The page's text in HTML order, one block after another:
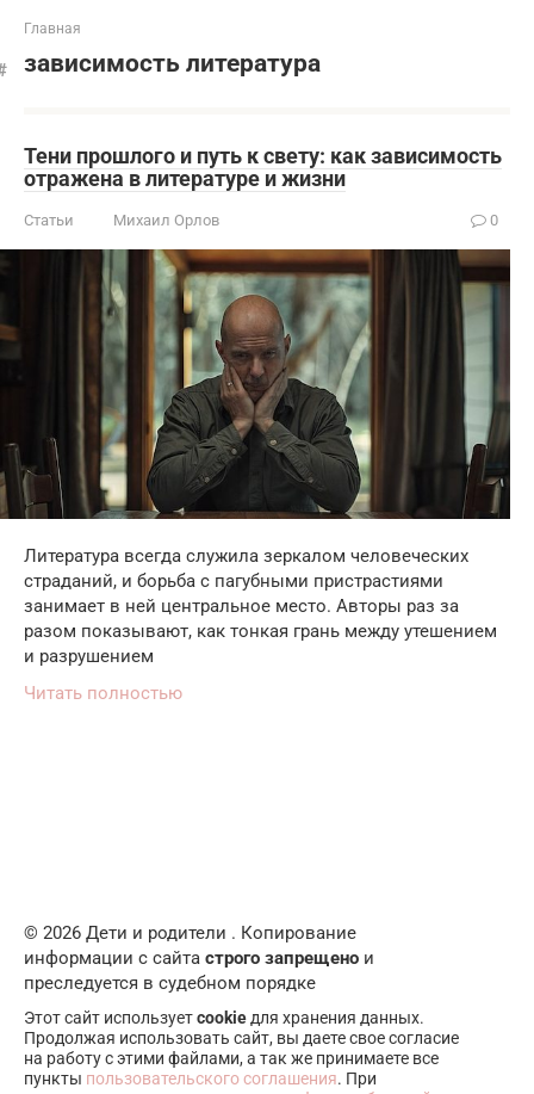
Главная
зависимость литература
Тени прошлого и путь к свету: как зависимость
отражена в литературе и жизни
Статьи Михаил Орлов 0
Литература всегда служила зеркалом человеческих
страданий, и борьба с пагубными пристрастиями
занимает в ней центральное место. Авторы раз за
разом показывают, как тонкая грань между утешением
и разрушением
Читать полностью
© 2026 Дети и родители . Копирование
информации с сайта строго запрещено и
преследуется в судебном порядке
Этот сайт используетcookie для хранения данных.
Продолжая использовать сайт, вы даете свое согласие
на работу с этими файлами, а так же принимаете все
пункты пользовательского соглашения. При